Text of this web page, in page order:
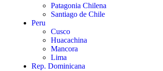
Patagonia Chilena
Santiago de Chile
Peru
Cusco
Huacachina
Mancora
Lima
Rep. Dominicana